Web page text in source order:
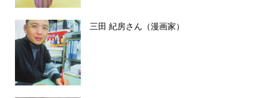
三田 紀房さん（漫画家）